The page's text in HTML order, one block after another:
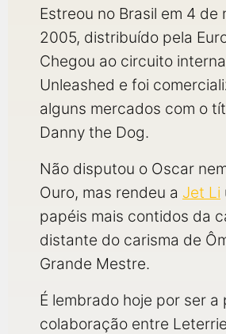
Estreou no Brasil em 4 de
2005, distribuído pela
Chegou ao circuito
Unleashed e foi
alguns mercados com o
Danny the Dog.
Não disputou o Oscar
Ouro, mas rendeu a Jet Li
papéis mais contidos da
distante do carisma de
Grande Mestre.
É lembrado hoje por ser a
colaboração entre